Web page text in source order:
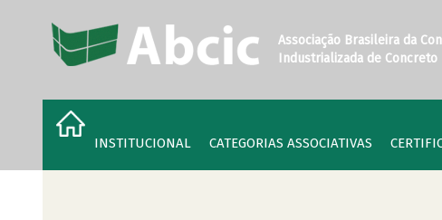
Associação Brasileira da
Industrializada de Concreto
INSTITUCIONAL CATEGORIAS ASSOCIATIVAS